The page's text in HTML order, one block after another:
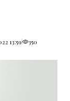
13:59 350